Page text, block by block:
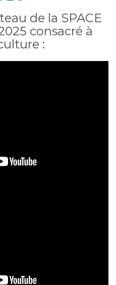
de la SPACE
consacré à
: